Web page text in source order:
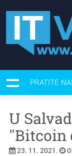
PRATITE
U
''Bitcoin
23. 11. 2021.